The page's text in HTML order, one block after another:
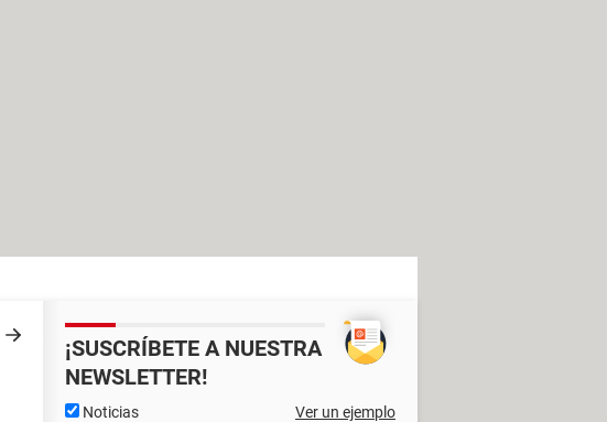
¡SUSCRÍBETE A NUESTRA
NEWSLETTER!
Noticias Ver un ejemplo